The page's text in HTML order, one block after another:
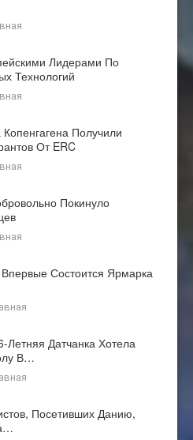
Лидерами По
Технологий
Получили
От ERC
Покинуло
Состоится Ярмарка
Датчанка Хотела
В…
Посетивших Данию,